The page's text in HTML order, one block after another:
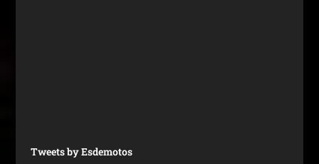
Tweets by Esdemotos